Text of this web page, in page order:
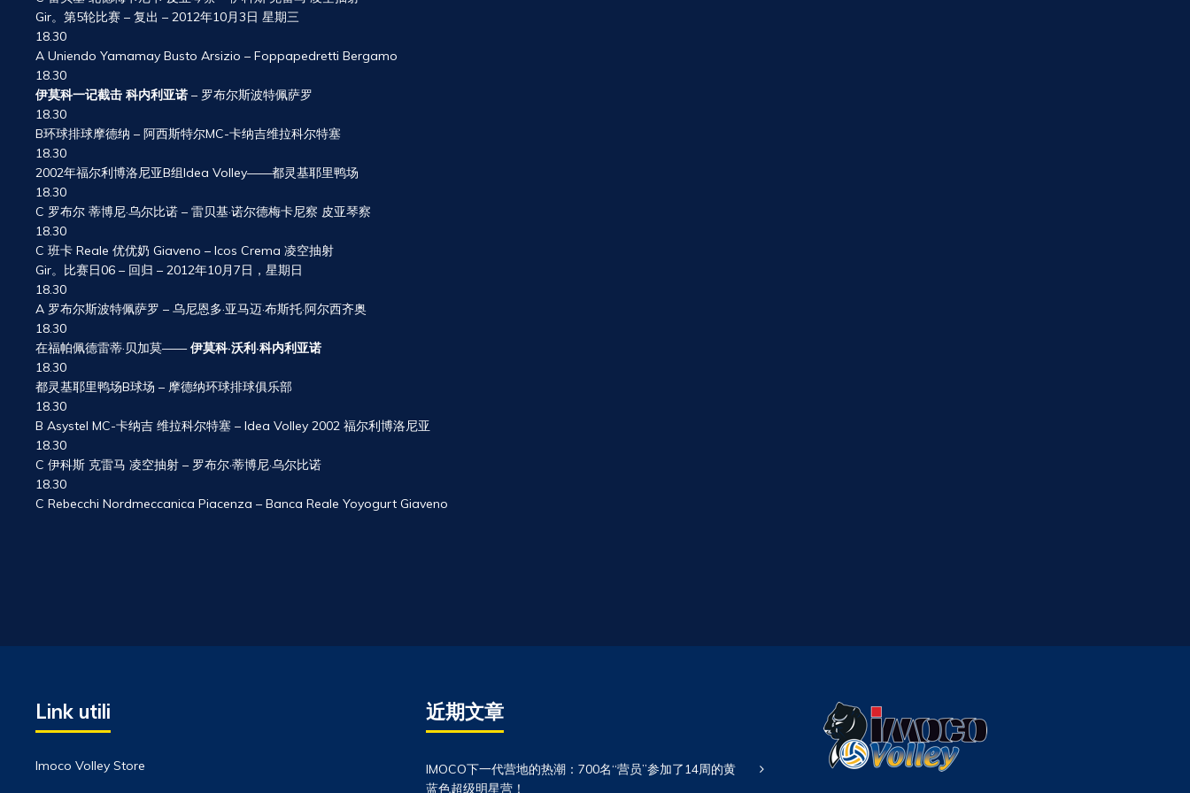
Gir。第5轮比赛 – 复出 – 2012年10月3日 星期三
18.30
A Uniendo Yamamay Busto Arsizio – Foppapedretti Bergamo
18.30
伊莫科一记截击 科内利亚诺 – 罗布尔斯波特佩萨罗
18.30
B环球排球摩德纳 – 阿西斯特尔MC-卡纳吉维拉科尔特塞
18.30
2002年福尔利博洛尼亚B组Idea Volley——都灵基耶里鸭场
18.30
C 罗布尔 蒂博尼·乌尔比诺 – 雷贝基·诺尔德梅卡尼察 皮亚琴察
18.30
C 班卡 Reale 优优奶 Giaveno – Icos Crema 凌空抽射
Gir。比赛日06 – 回归 – 2012年10月7日，星期日
18.30
A 罗布尔斯波特佩萨罗 – 乌尼恩多·亚马迈·布斯托·阿尔西齐奥
18.30
在福帕佩德雷蒂·贝加莫——伊莫科·沃利·科内利亚诺
18.30
都灵基耶里鸭场B球场 – 摩德纳环球排球俱乐部
18.30
B Asystel MC-卡纳吉 维拉科尔特塞 – Idea Volley 2002 福尔利博洛尼亚
18.30
C 伊科斯 克雷马 凌空抽射 – 罗布尔·蒂博尼·乌尔比诺
18.30
C Rebecchi Nordmeccanica Piacenza – Banca Reale Yoyogurt Giaveno
Link utili
Imoco Volley Store
近期文章
IMOCO下一代营地的热潮：700名“营员”参加了14周的黄
蓝色超级明星营！